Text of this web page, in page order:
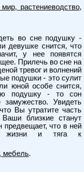
растениеводство,
во сне подушку -
девушке снится, что
у нее появятся
Прилечь во сне на
тревог и волнений
подушки - это сулит
юной особе снится,
подушку - то сон
Увидеть
Вы утратите часть
близкие станут
что в ней
жизни и тяга к
мебель.